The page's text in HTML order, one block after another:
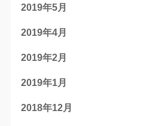
2019年5月
2019年4月
2019年2月
2019年1月
2018年12月